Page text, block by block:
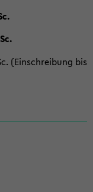
(Einschreibung bis